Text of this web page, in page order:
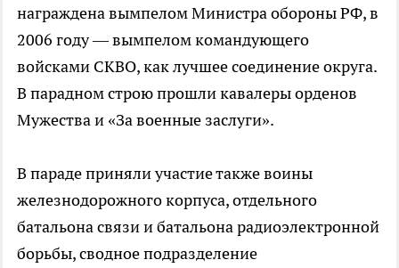
награждена вымпелом Министра обороны РФ, в
2006 году — вымпелом командующего
войсками СКВО, как лучшее соединение округа.
В парадном строю прошли кавалеры орденов
Мужества и «За военные заслуги».
В параде приняли участие также воины
железнодорожного корпуса, отдельного
батальона связи и батальона радиоэлектронной
борьбы, сводное подразделение